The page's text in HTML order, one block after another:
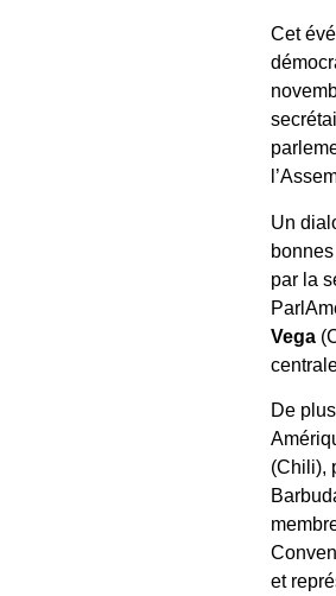
Cet
Un
par la
Vega
De
(Chili),
et